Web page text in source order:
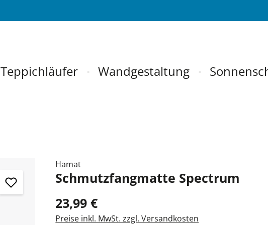
Teppichläufer Wandgestaltung
Hamat
Schmutzfangmatte Spectrum
23,99 €
Preise inkl. MwSt. zzgl. Versandkosten